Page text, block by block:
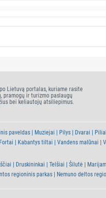
Lietuvą portalas, kuriame rasite
pramogų ir turizmo paslaugų
bei keliautojų atsiliepimus.
paveldas Muziejai Pilys Dvarai
Fortai Kabantys tiltai Vandens malūnai
Druskininkai Telšiai Šilutė
regioninis parkas Nemuno deltos